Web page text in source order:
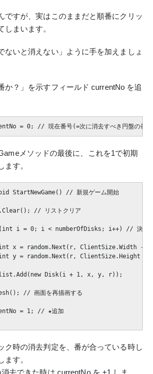
ですが、実はこのままだと順番にクリッ
しまいます。
ないと消えない」ように手を加えましょ
か？」を示すフィールド currentNo を追
メソッドの最後に、これを1で初期
ます。
StartNewGame() // 新規ゲーム開始
// リストクリア
i = 0; i < numberOfDisks; i++) // 決めら
x = random.Next(r, ClientSize.Width -
y = random.Next(r, ClientSize.Height -
Disk(i + 1, x, y, r));
// 画面を再描画する
= 1; // ★追加
ク時の消去判定を、番が合っている時し
ます。
去できた時は currentNo を +1 しま